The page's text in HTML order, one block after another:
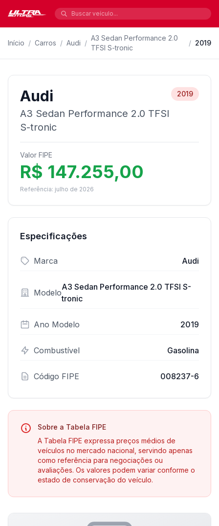
Início / Carros / Audi /
A3 Sedan Performance 2.0
TFSI S-tronic
/ 2019
Audi
A3 Sedan Performance 2.0 TFSI
S-tronic
2019
Valor FIPE
R$ 147.255,00
Referência: julho de 2026
Especificações
Marca Audi
Modelo
A3 Sedan Performance 2.0 TFSI S-
tronic
Ano Modelo 2019
Combustível Gasolina
Código FIPE 008237-6
Sobre a Tabela FIPE
A Tabela FIPE expressa preços médios de
veículos no mercado nacional, servindo apenas
como referência para negociações ou
avaliações. Os valores podem variar conforme o
estado de conservação do veículo.